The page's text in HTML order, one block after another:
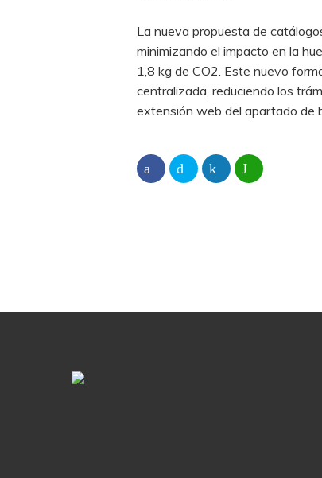
La nueva propuesta de
minimizando el impacto en la
1,8 kg de CO2. Este nuevo
centralizada, reduciendo los
extensión web del apartado de